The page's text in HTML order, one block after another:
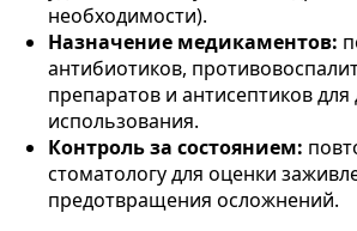
необходимости).
Назначение медикаментов:
антибиотиков,
препаратов и антисептиков
использования.
Контроль за состоянием:
стоматологу для оценки
предотвращения осложнений.